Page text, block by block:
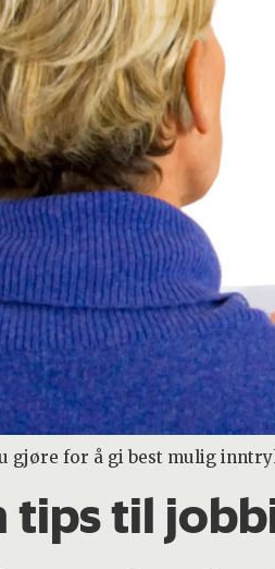
gjøre for å gi best mulig
tips til